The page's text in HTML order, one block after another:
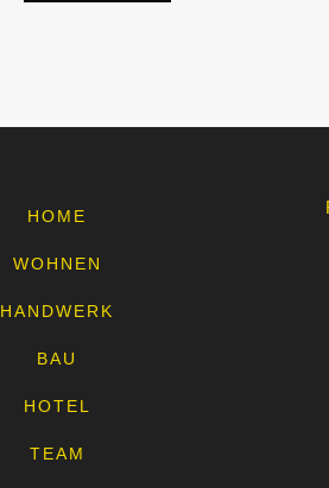
HOME
WOHNEN
HANDWERK
BAU
HOTEL
TEAM